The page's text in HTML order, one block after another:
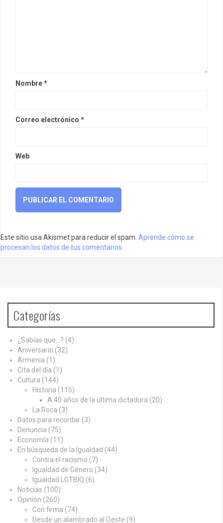
Nombre*
Correo electrónico *
Web
Este sitio usa Akismet para reducir el spam. Aprende cómo se
procesan los datos de tus comentarios.
Categorías
¿Sabías que…? (4)
Aniversario (32)
Armenia (1)
Cita del día (1)
Cultura (144)
Historia (115)
A 40 años de la última dictadura (20)
La Roca (3)
Datos para recordar (3)
Denuncia (75)
Economía (11)
En búsqueda de la Igualdad (44)
Contra el racismo (7)
Igualdad de Género (34)
Igualdad LGTBIQ (6)
Noticias (100)
Opinión (260)
Con firma (74)
Desde un alambrado al Oeste (9)